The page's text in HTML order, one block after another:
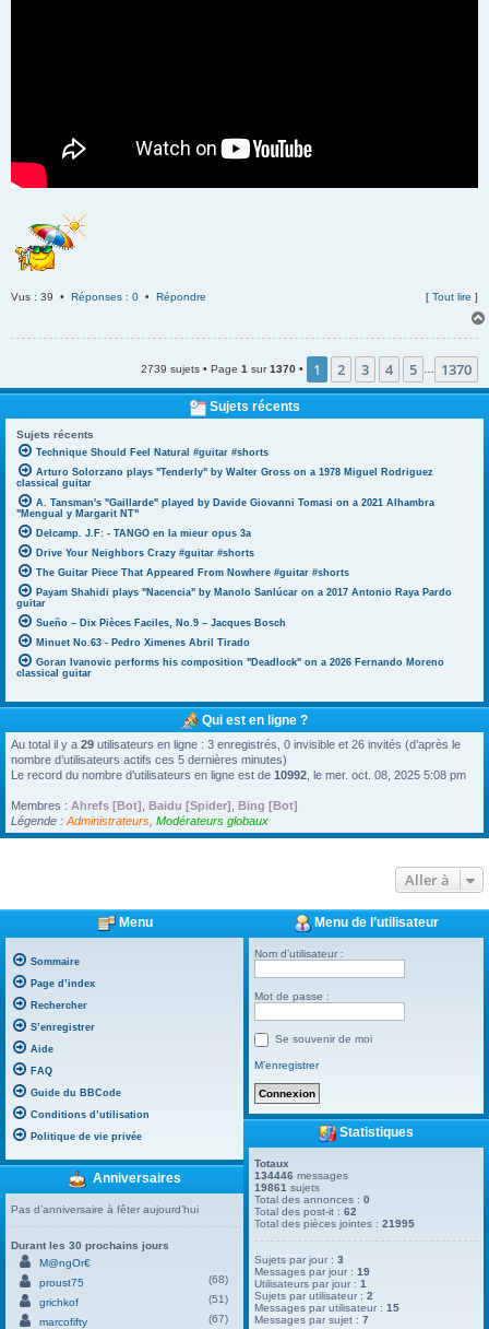
Vus : 39 • Réponses : 0 • Répondre [ Tout lire ]
2739 sujets • Page 1 sur1370 • 1 2 3 4 5 1370
Sujets récents
Sujets récents
Technique Should Feel Natural #guitar #shorts
Arturo Solorzano plays "Tenderly" by Walter Gross on a 1978 Miguel Rodriguez
classical guitar
A. Tansman's "Gaillarde" played by Davide Giovanni Tomasi on a 2021 Alhambra
"Mengual y Margarit NT"
Delcamp. J.F: - TANGO en la mieur opus 3a
Drive Your Neighbors Crazy #guitar #shorts
The Guitar Piece That Appeared From Nowhere #guitar #shorts
Payam Shahidi plays "Nacencia" by Manolo Sanlúcar on a 2017 Antonio Raya Pardo
guitar
Sueño – Dix Pièces Faciles, No.9 – Jacques Bosch
Minuet No.63 - Pedro Ximenes Abril Tirado
Goran Ivanovic performs his composition "Deadlock" on a 2026 Fernando Moreno
classical guitar
Qui est en ligne ?
Au total il y a 29 utilisateurs en ligne : 3 enregistrés, 0 invisible et 26 invités (d’après le
nombre d’utilisateurs actifs ces 5 dernières minutes)
Le record du nombre d’utilisateurs en ligne est de 10992 , le mer. oct. 08, 2025 5:08 pm
Membres : Ahrefs [Bot] Baidu [Spider] Bing [Bot]
Légende : Administrateurs Modérateurs globaux
Aller à
Menu
Sommaire
Page d’index
Rechercher
S’enregistrer
Aide
FAQ
Guide du BBCode
Conditions d’utilisation
Politique de vie privée
Anniversaires
Pas d’anniversaire à fêter aujourd’hui
Durant les 30 prochains jours
M@ngOr€
proust75
(68)
grichkof
(51)
marcofifty
(67)
Menu de l’utilisateur
Nom d’utilisateur :
Mot de passe :
Se souvenir de moi
M’enregistrer
Statistiques
Totaux
134446 messages
19861 sujets
Total des annonces :0
Total des post-it :62
Total des pièces jointes :21995
Sujets par jour :3
Messages par jour :19
Utilisateurs par jour :1
Sujets par utilisateur :2
Messages par utilisateur :15
Messages par sujet :7